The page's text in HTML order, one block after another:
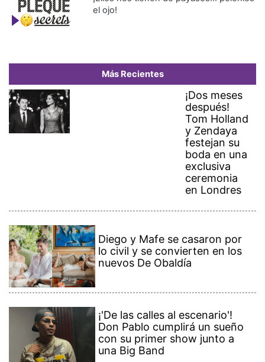
el ojo!
Más Recientes
¡Dos meses
después!
Tom Holland
y Zendaya
festejan su
boda en una
exclusiva
ceremonia
en Londres
Diego y Mafe se casaron por
lo civil y se convierten en los
nuevos De Obaldía
¡'De las calles al escenario'!
Don Pablo cumplirá un sueño
con su primer show junto a
una Big Band